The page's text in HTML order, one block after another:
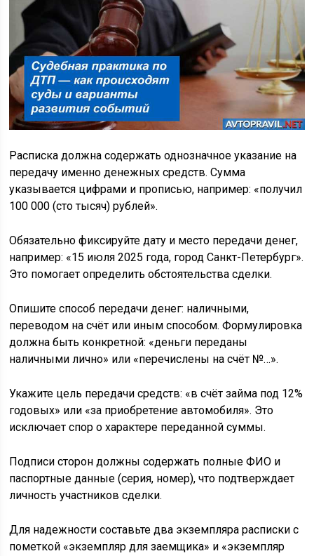
Расписка должна содержать однозначное указание на
передачу именно денежных средств. Сумма
указывается цифрами и прописью, например: «получил
100 000 (сто тысяч) рублей».
Обязательно фиксируйте дату и место передачи денег,
например: «15 июля 2025 года, город Санкт-Петербург».
Это помогает определить обстоятельства сделки.
Опишите способ передачи денег: наличными,
переводом на счёт или иным способом. Формулировка
должна быть конкретной: «деньги переданы
наличными лично» или «перечислены на счёт №…».
Укажите цель передачи средств: «в счёт займа под 12%
годовых» или «за приобретение автомобиля». Это
исключает спор о характере переданной суммы.
Подписи сторон должны содержать полные ФИО и
паспортные данные (серия, номер), что подтверждает
личность участников сделки.
Для надежности составьте два экземпляра расписки с
пометкой «экземпляр для заемщика» и «экземпляр